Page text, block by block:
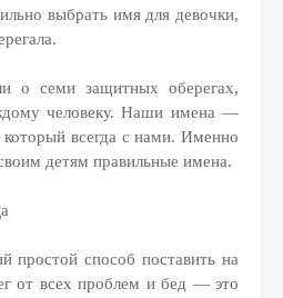
выбрать имя для девочки,
о семи защитных оберегах,
человеку. Наши имена —
который всегда с нами. Именно
детям правильные имена.
способ поставить на
от всех проблем и бед — это